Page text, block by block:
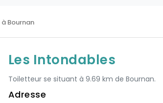
Bournan
Les Intondables
Toiletteur se situant à 9.69 km de Bournan.
Adresse